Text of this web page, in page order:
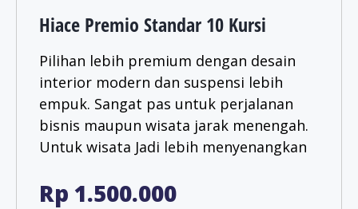
Hiace Premio Standar 10 Kursi
Pilihan lebih premium dengan desain
interior modern dan suspensi lebih
empuk. Sangat pas untuk perjalanan
bisnis maupun wisata jarak menengah.
Untuk wisata Jadi lebih menyenangkan​
Rp 1.500.000